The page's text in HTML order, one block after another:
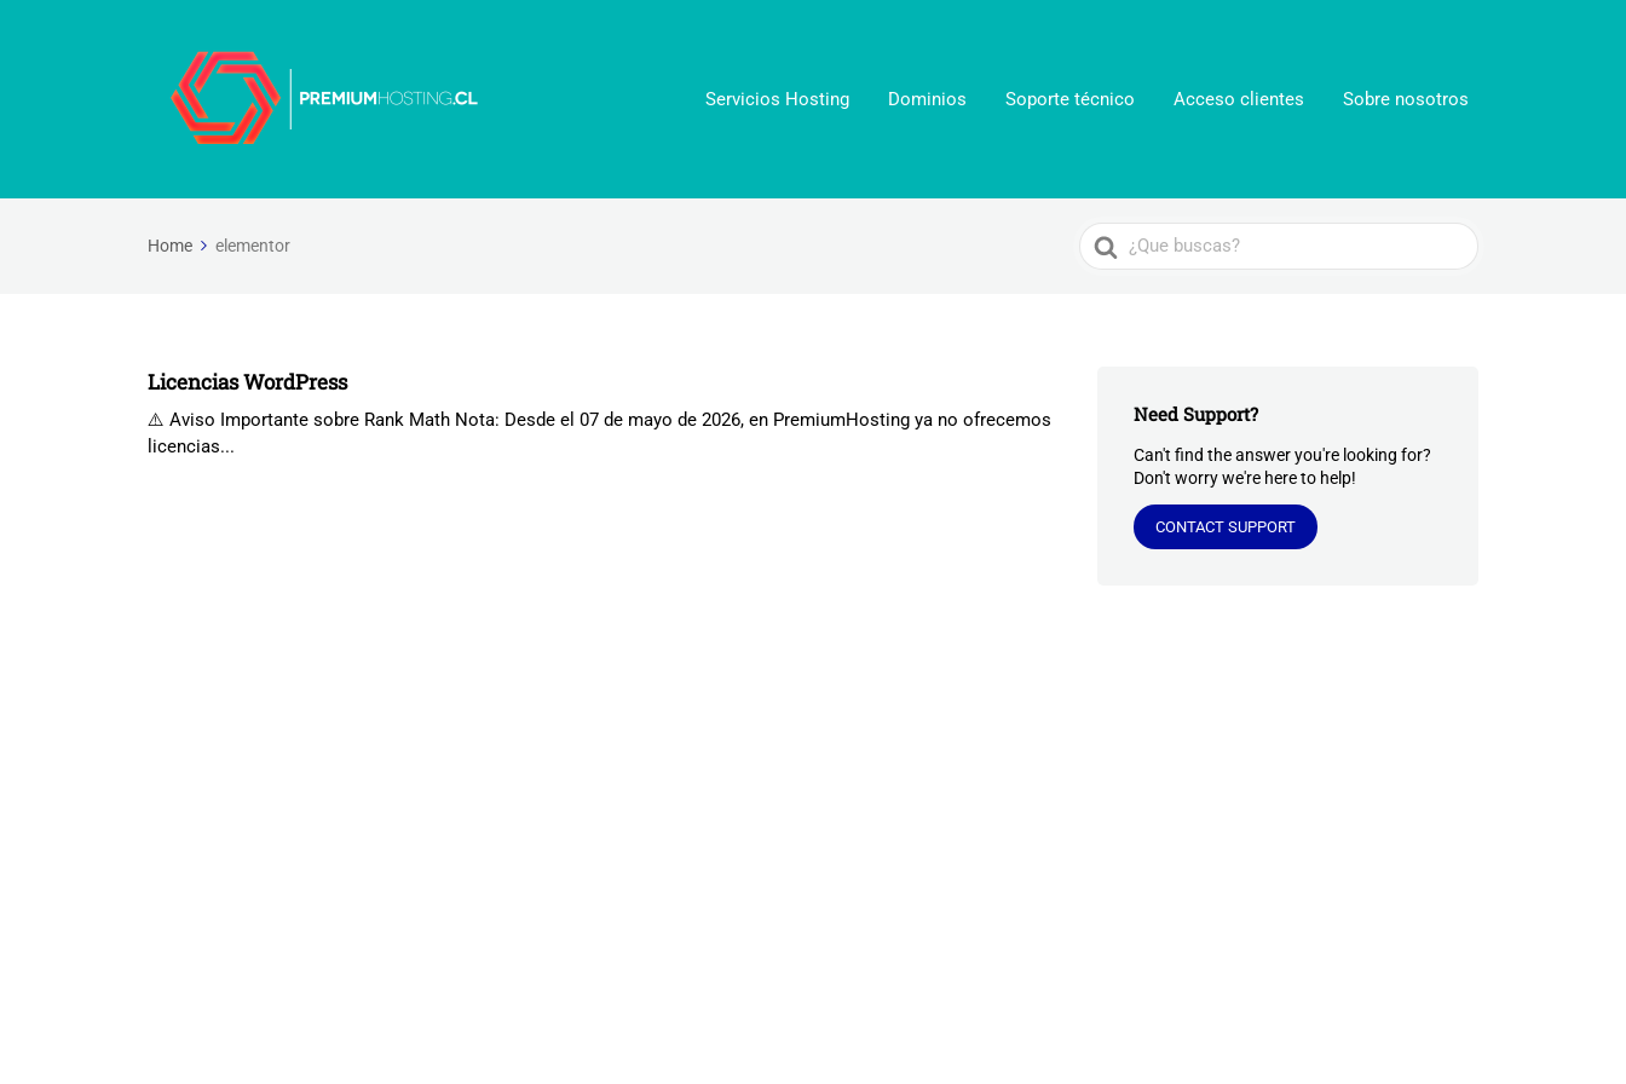
Servicios Hosting Dominios Soporte técnico Acceso clientes Sobre nosotros
Home elementor
Search
For
Licencias WordPress
⚠️ Aviso Importante sobre Rank Math Nota: Desde el 07 de mayo de 2026, en PremiumHosting ya no ofrecemos
licencias...
Need Support?
Can't find the answer you're looking for?
Don't worry we're here to help!
CONTACT SUPPORT